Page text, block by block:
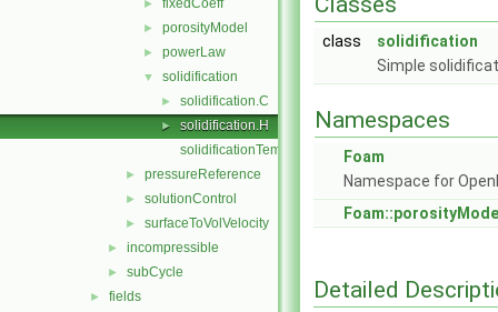
► fixedCoeff
► porosityModel
► powerLaw
▼ solidification
► solidification.C
►
solidification.H
solidificationTemplates.C
► pressureReference
► solutionControl
► surfaceToVolVelocity
► incompressible
► subCycle
► fields
class
solidification
Simple
Namespaces
Foam
Namespace for
Detailed